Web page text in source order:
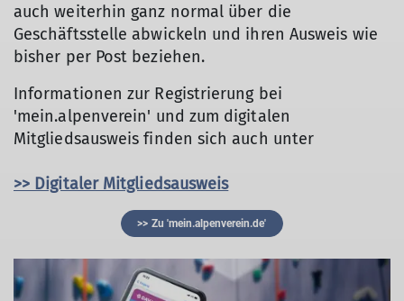
auch weiterhin ganz normal über die
Geschäftsstelle abwickeln und ihren Ausweis wie
bisher per Post beziehen.
Informationen zur Registrierung bei
'mein.alpenverein' und zum digitalen
Mitgliedsausweis finden sich auch unter
>> Digitaler Mitgliedsausweis
>> Zu 'mein.alpenverein.de'